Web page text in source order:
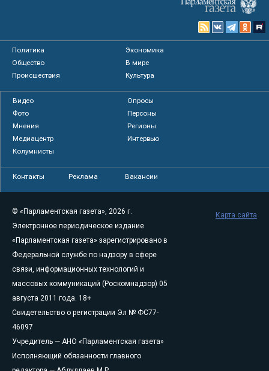
Политика
Экономика
Общество
В мире
Происшествия
Культура
Видео
Опросы
Фото
Персоны
Мнения
Регионы
Медиацентр
Интервью
Колумнисты
Контакты Реклама Вакансии
© «Парламентская газета», 2026 г.
Электронное периодическое издание
«Парламентская газета» зарегистрировано в
Федеральной службе по надзору в сфере
связи, информационных технологий и
массовых коммуникаций (Роскомнадзор) 05
августа 2011 года. 18+
Свидетельство о регистрации Эл № ФС77-
46097
Учредитель — АНО «Парламентская газета»
Исполняющий обязанности главного
Карта сайта